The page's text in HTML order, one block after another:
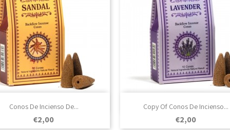
Conos De Incienso De...
Prezo
€2,00
Vista rápida Copy Of Conos De Incienso...
Prezo
€2,00
Vista rápida